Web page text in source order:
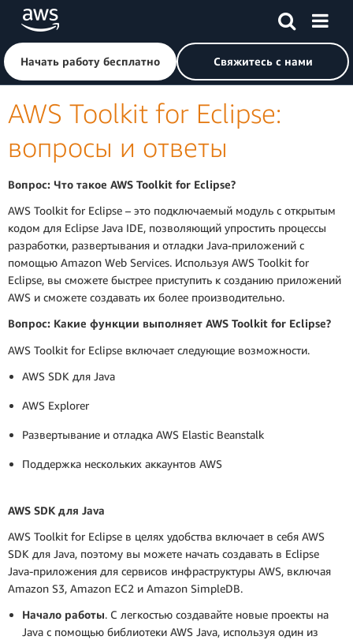
Перейти к главному контенту
Щелкните здесь, чтобы вернуться на главную страницу
Начать работу бесплатно Свяжитесь с нами
AWS Toolkit for Eclipse:
вопросы и ответы
Вопрос: Что такое AWS Toolkit for Eclipse?
AWS Toolkit for Eclipse – это подключаемый модуль с открытым
кодом для Eclipse Java IDE, позволяющий упростить процессы
разработки, развертывания и отладки Java-приложений с
помощью Amazon Web Services. Используя AWS Toolkit for
Eclipse, вы сможете быстрее приступить к созданию приложений
AWS и сможете создавать их более производительно.
Вопрос: Какие функции выполняет AWS Toolkit for Eclipse?
AWS Toolkit for Eclipse включает следующие возможности.
AWS SDK для Java
AWS Explorer
Развертывание и отладка AWS Elastic Beanstalk
Поддержка нескольких аккаунтов AWS
AWS SDK для Java
AWS Toolkit for Eclipse в целях удобства включает в себя AWS
SDK для Java, поэтому вы можете начать создавать в Eclipse
Java-приложения для сервисов инфраструктуры AWS, включая
Amazon S3, Amazon EC2 и Amazon SimpleDB.
Начало работы. С легкостью создавайте новые проекты на
Java с помощью библиотеки AWS Java, используя один из